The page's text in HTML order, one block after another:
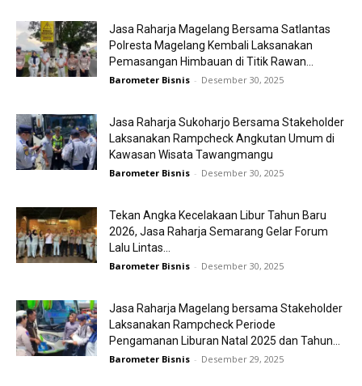
Jasa Raharja Magelang Bersama Satlantas
Polresta Magelang Kembali Laksanakan
Pemasangan Himbauan di Titik Rawan...
Barometer Bisnis - Desember 30, 2025
Jasa Raharja Sukoharjo Bersama Stakeholder
Laksanakan Rampcheck Angkutan Umum di
Kawasan Wisata Tawangmangu
Barometer Bisnis - Desember 30, 2025
Tekan Angka Kecelakaan Libur Tahun Baru
2026, Jasa Raharja Semarang Gelar Forum
Lalu Lintas...
Barometer Bisnis - Desember 30, 2025
Jasa Raharja Magelang bersama Stakeholder
Laksanakan Rampcheck Periode
Pengamanan Liburan Natal 2025 dan Tahun...
Barometer Bisnis - Desember 29, 2025